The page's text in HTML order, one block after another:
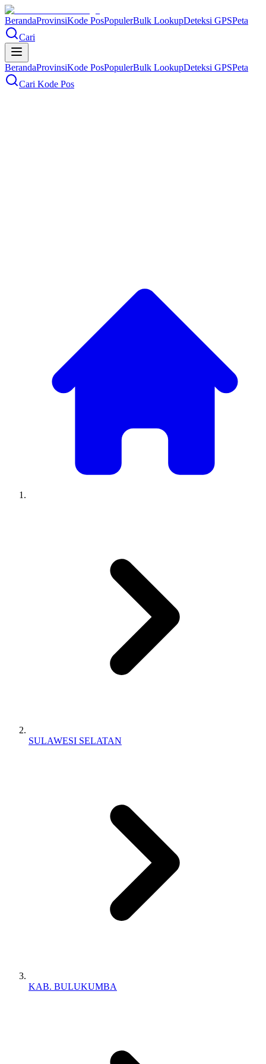
BerandaProvinsiKode PosPopulerBulk LookupDeteksi GPSPeta
Cari
BerandaProvinsiKode PosPopulerBulk LookupDeteksi GPSPeta
Cari Kode Pos
SULAWESI SELATAN
KAB. BULUKUMBA